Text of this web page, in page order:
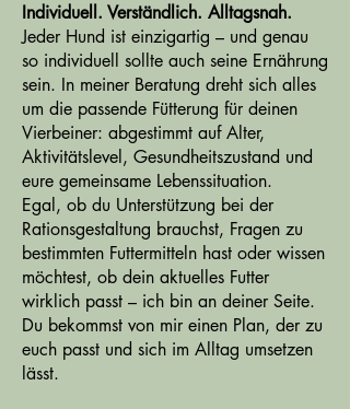
Individuell. Verständlich. Alltagsnah.
Jeder Hund ist einzigartig – und genau
so individuell sollte auch seine Ernährung
sein. In meiner Beratung dreht sich alles
um die passende Fütterung für deinen
Vierbeiner: abgestimmt auf Alter,
Aktivitätslevel, Gesundheitszustand und
eure gemeinsame Lebenssituation.
Egal, ob du Unterstützung bei der
Rationsgestaltung brauchst, Fragen zu
bestimmten Futtermitteln hast oder wissen
möchtest, ob dein aktuelles Futter
wirklich passt – ich bin an deiner Seite.
Du bekommst von mir einen Plan, der zu
euch passt und sich im Alltag umsetzen
lässt.